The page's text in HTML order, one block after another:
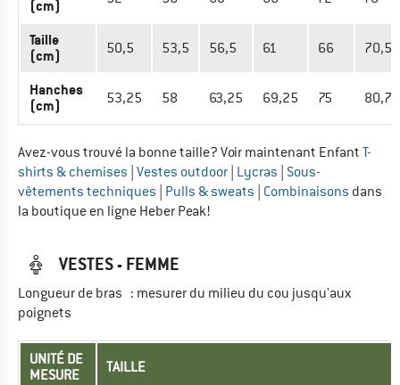
(cm)
Taille
(cm)
50,5 53,5 56,5 61 66 70,5
Hanches
(cm)
53,25 58 63,25 69,25 75 80,75
Avez-vous trouvé la bonne taille? Voir maintenant Enfant T-
shirts & chemises Vestes outdoor Lycras Sous-
vêtements techniques Pulls & sweats Combinaisons dans
la boutique en ligne Heber Peak!
VESTES - FEMME
Longueur de bras : mesurer du milieu du cou jusqu'aux
poignets
UNITÉ DE
MESURE
TAILLE